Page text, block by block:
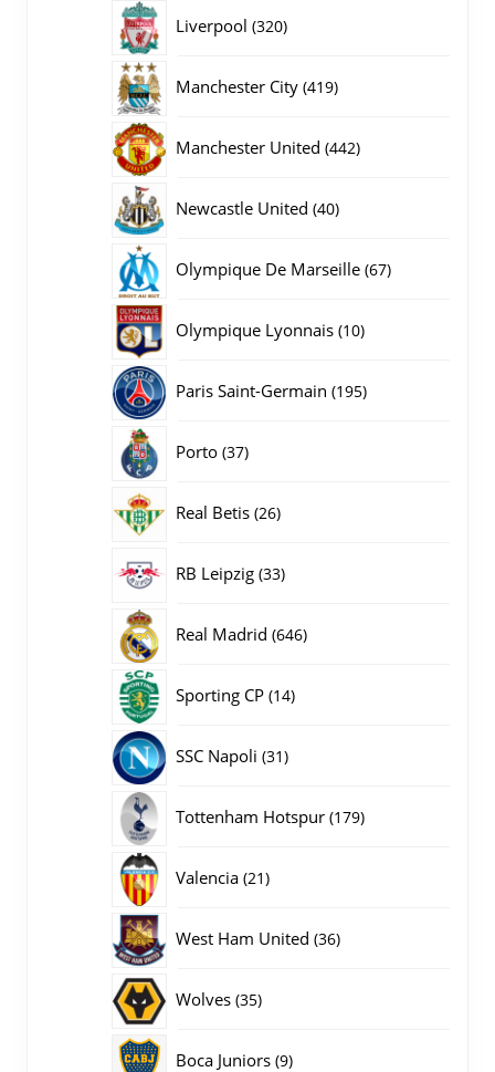
Liverpool 320320
Manchester City 419419
Manchester United 442442
Newcastle United 4040
Olympique De Marseille 6767
Olympique Lyonnais 1010
Paris Saint-Germain 195195
Porto 3737
Real Betis 2626
RB Leipzig 3333
Real Madrid 646646
Sporting CP 1414
SSC Napoli 3131
Tottenham Hotspur 179179
Valencia 2121
West Ham United 3636
Wolves 3535
Boca Juniors 99